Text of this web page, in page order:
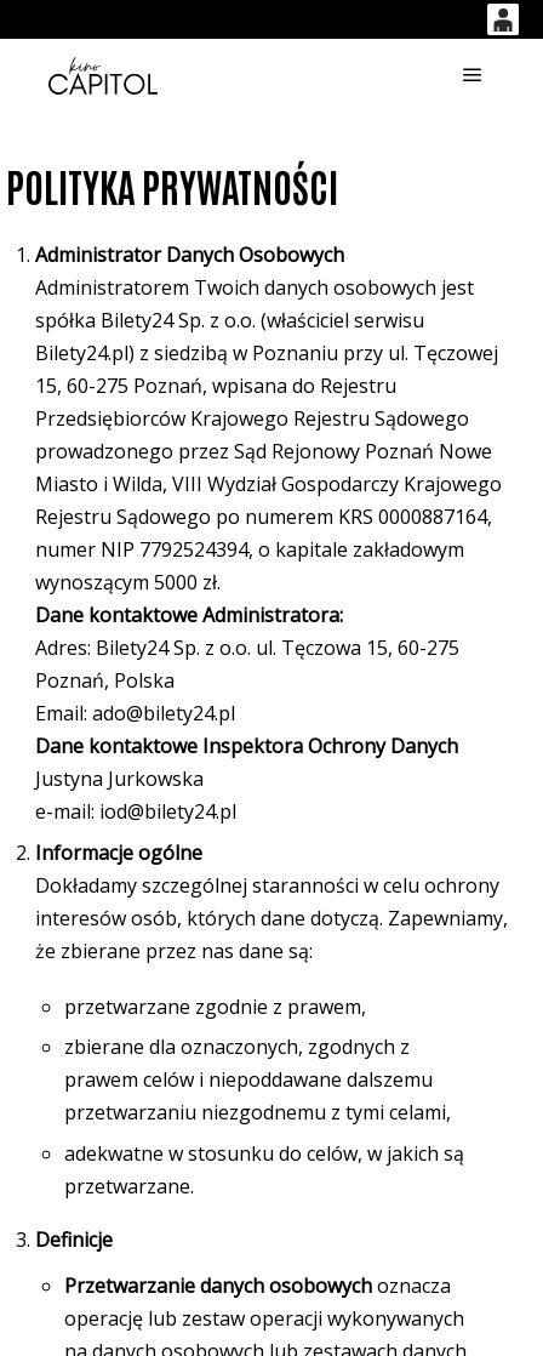
0,00
POLITYKA PRYWATNOŚCI
Administrator Danych Osobowych
Administratorem Twoich danych osobowych jest
spółka Bilety24 Sp. z o.o. (właściciel serwisu
Bilety24.pl) z siedzibą w Poznaniu przy ul. Tęczowej
15, 60-275 Poznań, wpisana do Rejestru
Przedsiębiorców Krajowego Rejestru Sądowego
prowadzonego przez Sąd Rejonowy Poznań Nowe
Miasto i Wilda, VIII Wydział Gospodarczy Krajowego
Rejestru Sądowego po numerem KRS 0000887164,
numer NIP 7792524394, o kapitale zakładowym
wynoszącym 5000 zł.
Dane kontaktowe Administratora:
Adres: Bilety24 Sp. z o.o. ul. Tęczowa 15, 60-275
Poznań, Polska
Email: ado@bilety24.pl
Dane kontaktowe Inspektora Ochrony Danych
Justyna Jurkowska
e-mail: iod@bilety24.pl
Informacje ogólne
Dokładamy szczególnej staranności w celu ochrony
interesów osób, których dane dotyczą. Zapewniamy,
że zbierane przez nas dane są:
przetwarzane zgodnie z prawem,
zbierane dla oznaczonych, zgodnych z
prawem celów i niepoddawane dalszemu
przetwarzaniu niezgodnemu z tymi celami,
adekwatne w stosunku do celów, w jakich są
przetwarzane.
Definicje
Przetwarzanie danych osobowychoznacza
operację lub zestaw operacji wykonywanych